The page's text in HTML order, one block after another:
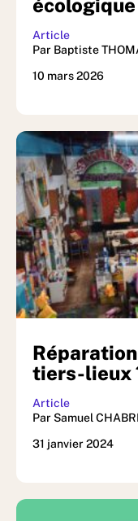
écologique
Article
Par Baptiste
10 mars 2026
tiers-lieux
Article
Par Samuel
31 janvier 2024